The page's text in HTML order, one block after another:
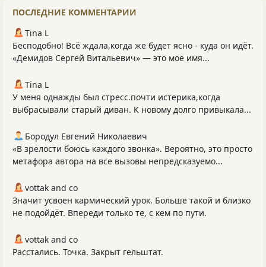
ПОСЛЕДНИЕ КОММЕНТАРИИ
Tina L
Бесподобно! Всё ждала,когда же будет ясно - куда он идёт.
«Демидов Сергей Витальевич» — это мое имя...
Tina L
У меня однажды был стресс.почти истерика,когда
выбрасывали старый диван. К новому долго привыкала...
Бородул Евгений Николаевич
«В зрелости боюсь каждого звонка». Вероятно, это просто
метафора автора на все вызовы непредсказуемо...
vottak and co
Значит усвоен кармический урок. Больше такой и близко
не подойдёт. Впереди только те, с кем по пути.
vottak and co
Расстались. Точка. Закрыт гельштат.